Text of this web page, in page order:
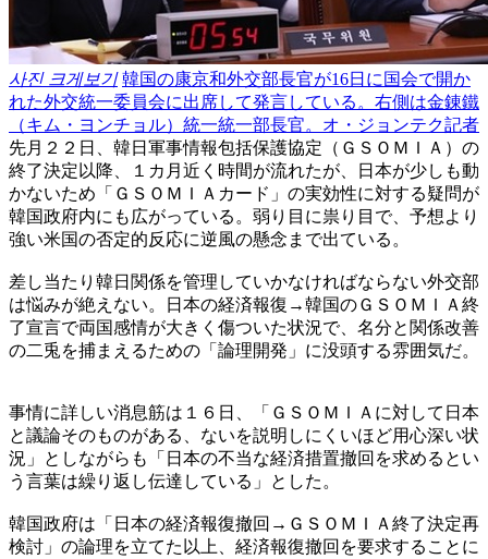
사진 크게보기 韓国の康京和外交部長官が16日に国会で開か
れた外交統一委員会に出席して発言している。右側は金錬鐵
（キム・ヨンチョル）統一統一部長官。オ・ジョンテク記者
先月２２日、韓日軍事情報包括保護協定（ＧＳＯＭＩＡ）の
終了決定以降、１カ月近く時間が流れたが、日本が少しも動
かないため「ＧＳＯＭＩＡカード」の実効性に対する疑問が
韓国政府内にも広がっている。弱り目に祟り目で、予想より
強い米国の否定的反応に逆風の懸念まで出ている。
差し当たり韓日関係を管理していかなければならない外交部
は悩みが絶えない。日本の経済報復→韓国のＧＳＯＭＩＡ終
了宣言で両国感情が大きく傷ついた状況で、名分と関係改善
の二兎を捕まえるための「論理開発」に没頭する雰囲気だ。
事情に詳しい消息筋は１６日、「ＧＳＯＭＩＡに対して日本
と議論そのものがある、ないを説明しにくいほど用心深い状
況」としながらも「日本の不当な経済措置撤回を求めるとい
う言葉は繰り返し伝達している」とした。
韓国政府は「日本の経済報復撤回→ＧＳＯＭＩＡ終了決定再
検討」の論理を立てた以上、経済報復撤回を要求することに